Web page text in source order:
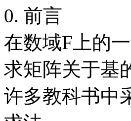
0. 前言
在数域F上的
求矩阵关于基
许多教科书中